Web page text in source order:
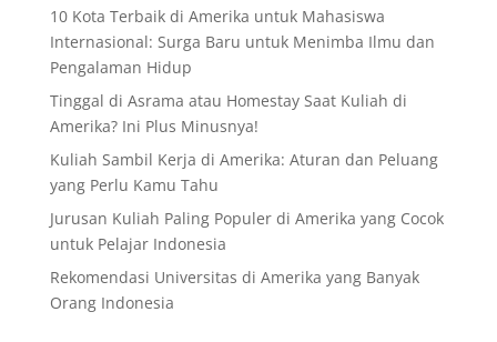
10 Kota Terbaik di Amerika untuk Mahasiswa
Internasional: Surga Baru untuk Menimba Ilmu dan
Pengalaman Hidup
Tinggal di Asrama atau Homestay Saat Kuliah di
Amerika? Ini Plus Minusnya!
Kuliah Sambil Kerja di Amerika: Aturan dan Peluang
yang Perlu Kamu Tahu
Jurusan Kuliah Paling Populer di Amerika yang Cocok
untuk Pelajar Indonesia
Rekomendasi Universitas di Amerika yang Banyak
Orang Indonesia